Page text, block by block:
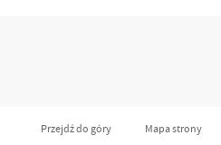
Przejdź do góry Mapa strony